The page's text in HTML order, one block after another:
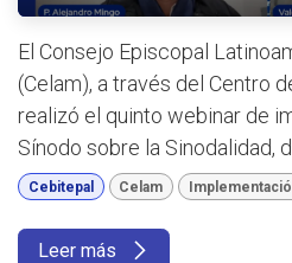
El Consejo Episcopal
(Celam), a través del Centro
realizó el quinto webinar de
Sínodo sobre la Sinodalidad,
Cebitepal Celam
Leer más